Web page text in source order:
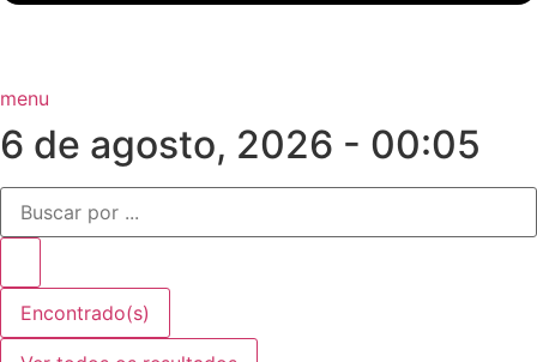
menu
6 de agosto, 2026 - 00:05
Pesquisar
Encontrado(s)